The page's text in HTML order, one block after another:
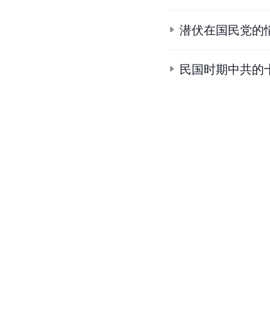
潜伏在国民党的
民国时期中共的